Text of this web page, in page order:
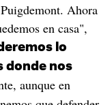
Ahora
en casa",
lo
donde nos
aunque en